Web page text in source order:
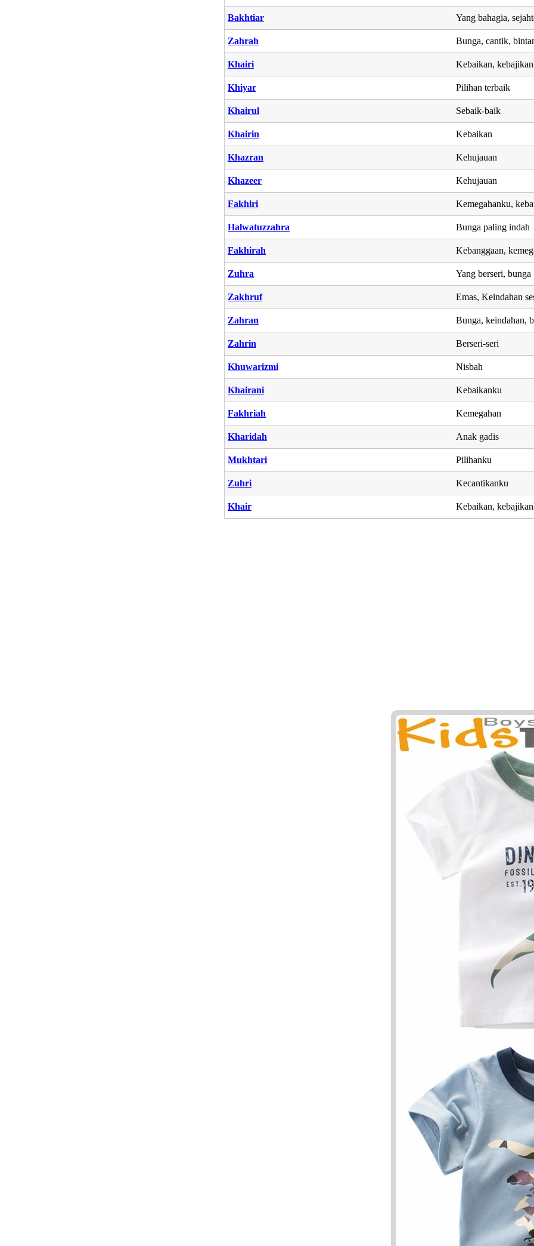
Bakhtiar Yang bahagia,
Zahrah Bunga, cantik,
Khairi Kebaikan,
Khiyar Pilihan terbaik
Khairul Sebaik-baik
Khairin Kebaikan
Khazran Kehujauan
Khazeer Kehujauan
Fakhiri Kemegahanku,
Halwatuzzahra Bunga paling indah
Fakhirah Kebanggaan,
Zuhra Yang berseri, bunga
Zakhruf Emas, Keindahan
Zahran Bunga, keindahan,
Zahrin Berseri-seri
Khuwarizmi Nisbah
Khairani Kebaikanku
Fakhriah Kemegahan
Kharidah Anak gadis
Mukhtari Pilihanku
Zuhri Kecantikanku
Khair Kebaikan,